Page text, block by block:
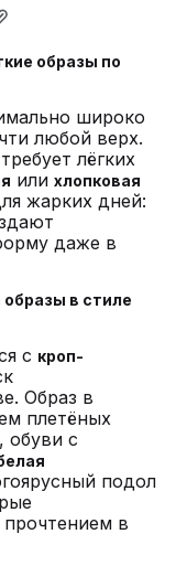
образы по
широко
любой верх.
лёгких
или хлопковая
жарких дней:
даже в
в стиле
с кроп-
Образ в
плетёных
обуви с
подол
в